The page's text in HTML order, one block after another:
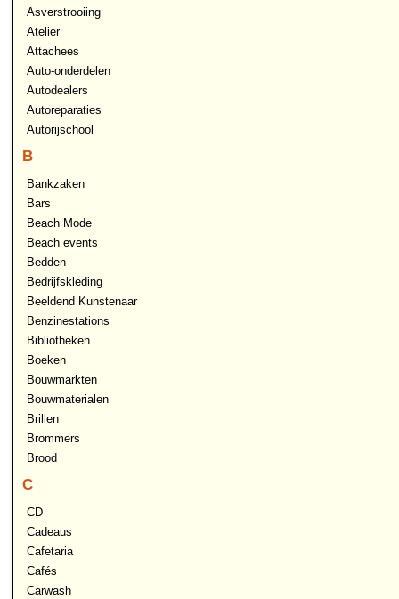
Asverstrooiing
Atelier
Attachees
Auto-onderdelen
Autodealers
Autoreparaties
Autorijschool
B
Bankzaken
Bars
Beach Mode
Beach events
Bedden
Bedrijfskleding
Beeldend Kunstenaar
Benzinestations
Bibliotheken
Boeken
Bouwmarkten
Bouwmaterialen
Brillen
Brommers
Brood
C
CD
Cadeaus
Cafetaria
Cafés
Carwash